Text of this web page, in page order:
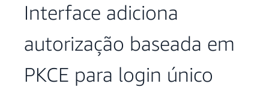
Interface adiciona
autorização baseada em
PKCE para login único